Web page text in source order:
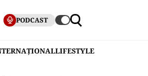
PODCAST
LIFESTYLE